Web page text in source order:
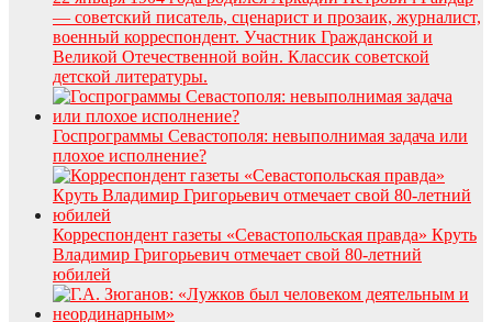
— советский писатель, сценарист и прозаик, журналист,
военный корреспондент. Участник Гражданской и
Великой Отечественной войн. Классик советской
детской литературы.
Госпрограммы Севастополя: невыполнимая задача или
плохое исполнение?
Корреспондент газеты «Севастопольская правда» Круть
Владимир Григорьевич отмечает свой 80-летний
юбилей